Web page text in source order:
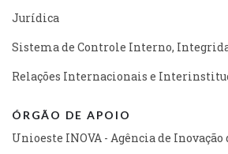
Jurídica
Sistema de Controle Interno,
Relações Internacionais e
ÓRGÃO DE APOIO
Unioeste INOVA - Agência de